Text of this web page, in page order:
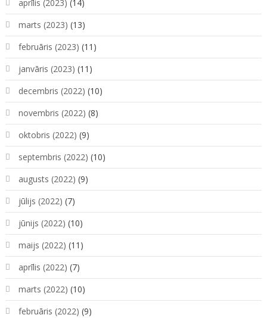
aprīlis (2023) (14)
marts (2023) (13)
februāris (2023) (11)
janvāris (2023) (11)
decembris (2022) (10)
novembris (2022) (8)
oktobris (2022) (9)
septembris (2022) (10)
augusts (2022) (9)
jūlijs (2022) (7)
jūnijs (2022) (10)
maijs (2022) (11)
aprīlis (2022) (7)
marts (2022) (10)
februāris (2022) (9)